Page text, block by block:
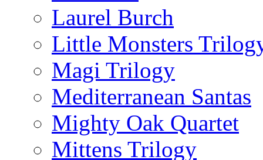
Laurel Burch
Little Monsters
Magi Trilogy
Mediterranean Santas
Mighty Oak Quartet
Mittens Trilogy